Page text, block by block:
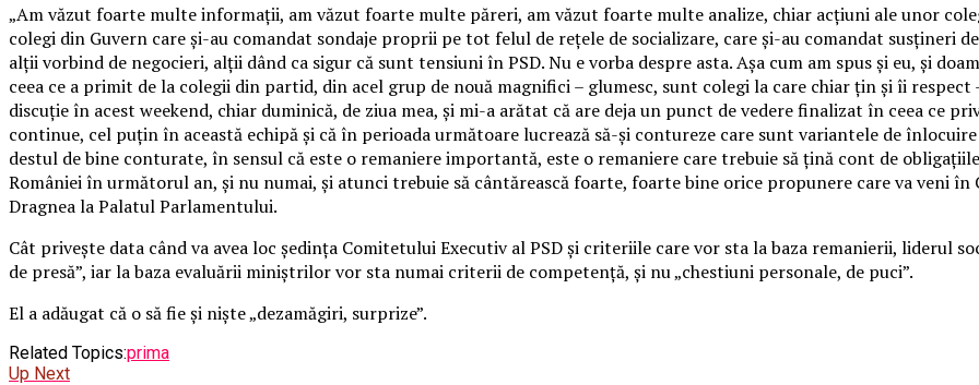
„Am văzut foarte multe informaţii, am văzut foarte multe păreri, am văzut foarte multe analize, chiar acţiuni ale unor
colegi din Guvern care şi-au comandat sondaje proprii pe tot felul de reţele de socializare, care şi-au comandat susţineri
alţii vorbind de negocieri, alţii dând ca sigur că sunt tensiuni în PSD.Nu e vorba despre asta. Aşa cum am spus şi eu, şi
ceea ce a primit de la colegii din partid, din acel grup de nouă magnifici – glumesc, sunt colegi la care chiar ţin şi îi
discuţie în acest weekend, chiar duminică, de ziua mea, şi mi-a arătat că are deja un punct de vedere finalizat în ceea ce
continue, cel puţin în această echipă şi că în perioada următoare lucrează să-şi contureze care sunt variantele de
destul de bine conturate, în sensul că este o remaniere importantă, este o remaniere care trebuie să ţină cont de
României în următorul an, şi nu numai, şi atunci trebuie să cântărească foarte, foarte bine orice propunere care va veni în
Dragnea la Palatul Parlamentului.
Cât priveşte data când va avea loc şedinţa Comitetului Executiv al PSD şi criteriile care vor sta la baza remanierii, liderul
de presă”, iar la baza evaluării miniştrilor vor sta numai criterii de competenţă, şi nu „chestiuni personale, de puci”.
El a adăugat că o să fie şi nişte „dezamăgiri, surprize”.
Related Topics:prima
Up Next